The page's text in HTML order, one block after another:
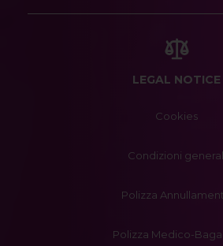
LEGAL NOTICE
Cookies
Condizioni
Polizza
Polizza Medico-